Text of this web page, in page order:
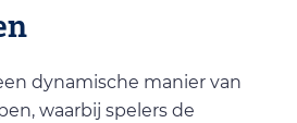
dynamische manier van
waarbij spelers de